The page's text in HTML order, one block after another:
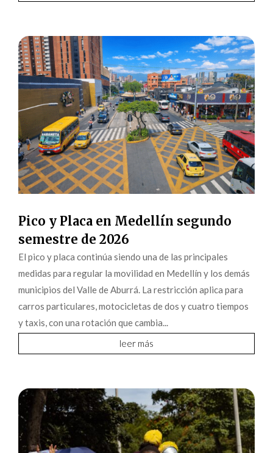
Pico y Placa en Medellín segundo
semestre de 2026
El pico y placa continúa siendo una de las principales
medidas para regular la movilidad en Medellín y los demás
municipios del Valle de Aburrá. La restricción aplica para
carros particulares, motocicletas de dos y cuatro tiempos
y taxis, con una rotación que cambia...
leer más